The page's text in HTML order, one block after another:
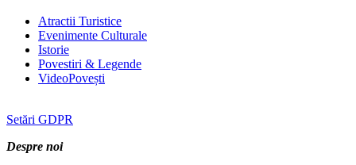
Atractii Turistice
Evenimente Culturale
Istorie
Povestiri & Legende
VideoPovești
Setări GDPR
Despre noi